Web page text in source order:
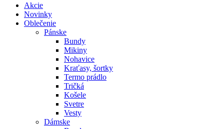
Akcie
Novinky
Oblečenie
Pánske
Bundy
Mikiny
Nohavice
Kraťasy, šortky
Termo prádlo
Tričká
Košele
Svetre
Vesty
Dámske